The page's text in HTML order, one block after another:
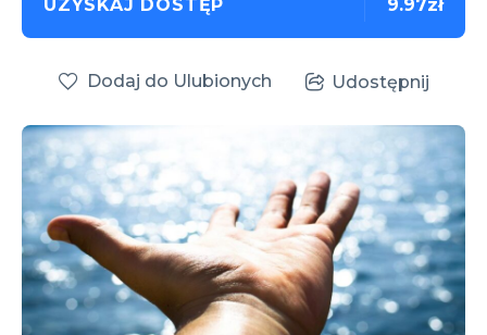
UZYSKAJ DOSTĘP 9.97zł
Dodaj do Ulubionych Udostępnij